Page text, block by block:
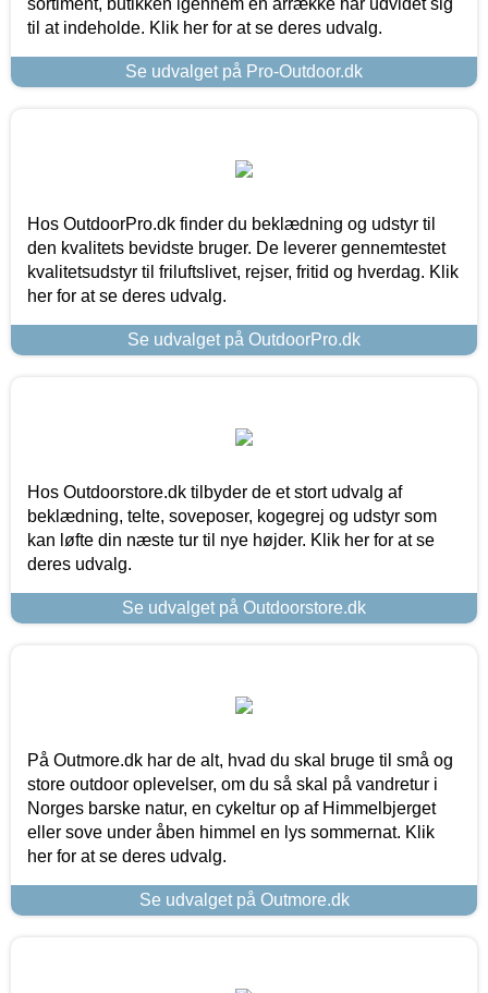
til at indeholde. Klik her for at se deres udvalg.
Se udvalget på Pro-Outdoor.dk
Hos OutdoorPro.dk finder du beklædning og udstyr til
den kvalitets bevidste bruger. De leverer gennemtestet
kvalitetsudstyr til friluftslivet, rejser, fritid og hverdag. Klik
her for at se deres udvalg.
Se udvalget på OutdoorPro.dk
Hos Outdoorstore.dk tilbyder de et stort udvalg af
beklædning, telte, soveposer, kogegrej og udstyr som
kan løfte din næste tur til nye højder. Klik her for at se
deres udvalg.
Se udvalget på Outdoorstore.dk
På Outmore.dk har de alt, hvad du skal bruge til små og
store outdoor oplevelser, om du så skal på vandretur i
Norges barske natur, en cykeltur op af Himmelbjerget
eller sove under åben himmel en lys sommernat. Klik
her for at se deres udvalg.
Se udvalget på Outmore.dk